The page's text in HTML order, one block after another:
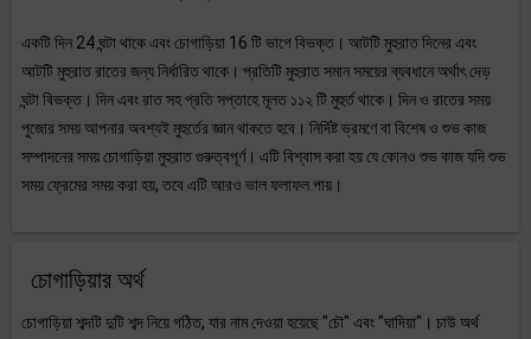
একটি দিন 24 ঘন্টা থাকে এবং চোগাড়িয়া 16 টি ভাগে বিভক্ত। আটটি মুহুরাত দিনের এবং
আটটি মুহুরাত রাতের জন্য নির্ধারিত থাকে। প্রতিটি মুহুরাত সমান সময়ের ব্যবধানে অর্থাৎ দেড়
ঘন্টা বিভক্ত। দিন এবং রাত সহ প্রতি সপ্তাহে মূলত ১১২ টি মুহুর্ত থাকে। দিন ও রাতের সময়
পুজোর সময় আপনার অবশ্যই মুহুর্তের জ্ঞান থাকতে হবে। নির্দিষ্ট ভ্রমণে বা বিশেষ ও শুভ কাজ
সম্পাদনের সময় চোগাড়িয়া মুহুরাত গুরুত্বপূর্ণ। এটি বিশ্বাস করা হয় যে কোনও শুভ কাজ যদি শুভ
সময় ফ্রেমের সময় করা হয়, তবে এটি আরও ভাল ফলাফল পায়।
চোগাড়িয়ার অর্থ
চোগাড়িয়া শব্দটি দুটি শব্দ নিয়ে গঠিত, যার নাম দেওয়া হয়েছে "চৌ" এবং "ঘাদিয়া"। চাউ অর্থ